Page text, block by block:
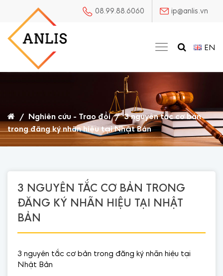
08.99.88.6060 ip@anlis.vn
EN
/ Nghiên cứu - Trao đổi / 3 nguyên tắc cơ bản
trong đăng ký nhãn hiệu tại Nhật Bản
3 NGUYÊN TẮC CƠ BẢN TRONG
ĐĂNG KÝ NHÃN HIỆU TẠI NHẬT
BẢN
3 nguyên tắc cơ bản trong đăng ký nhãn hiệu tại
Nhật Bản